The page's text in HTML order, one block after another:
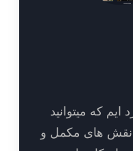
مکمل و